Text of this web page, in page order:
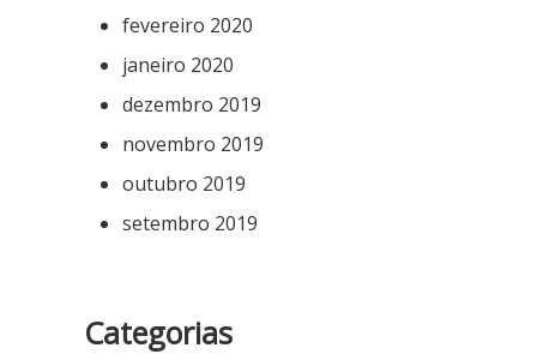
fevereiro 2020
janeiro 2020
dezembro 2019
novembro 2019
outubro 2019
setembro 2019
Categorias